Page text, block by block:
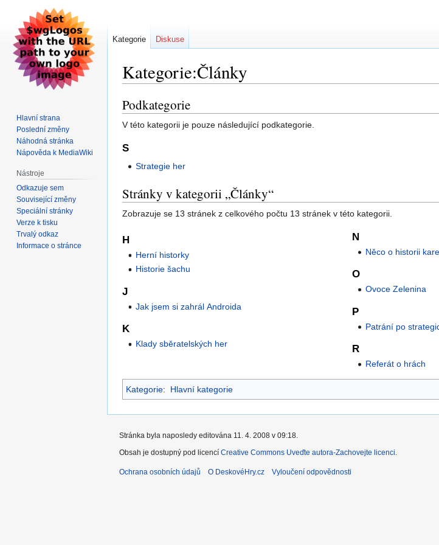
Kategorie:Články
Skočit
na
navigaci
Skočit
na
vyhledávání
Podkategorie
V této kategorii je pouze následující podkategorie.
S
Strategie her
Stránky v kategorii „Články“
Zobrazuje se 13 stránek z celkového počtu 13 stránek v této kategorii.
H
Herní historky
Historie šachu
J
Jak jsem si zahrál Androida
K
Klady sběratelských her
N
Něco o historii
O
Ovoce Zelenina
P
Patrání po
R
Referát o hrách
Kategorie: Hlavní kategorie
Kategorie Diskuse
Hlavní strana
Poslední změny
Náhodná stránka
Nápověda k MediaWiki
Nástroje
Odkazuje sem
Související změny
Speciální stránky
Verze k tisku
Trvalý odkaz
Informace o stránce
Stránka byla naposledy editována 11. 4. 2008 v 09:18.
Obsah je dostupný pod licencí Creative Commons Uveďte autora-Zachovejte licenci.
Ochrana osobních údajů O DeskovéHry.cz Vyloučení odpovědnosti